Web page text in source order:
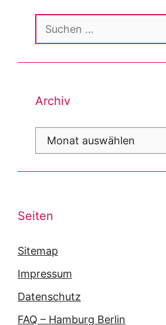
Suchen
nach:
Archiv
Archiv
Seiten
Sitemap
Impressum
Datenschutz
FAQ – Hamburg Berlin